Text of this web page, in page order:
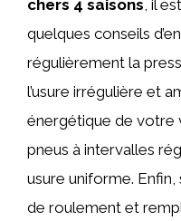
chers 4 saisons , il
quelques conseils
régulièrement la
l’usure irrégulière et
énergétique de votre
pneus à intervalles
usure uniforme. Enfin,
de roulement et